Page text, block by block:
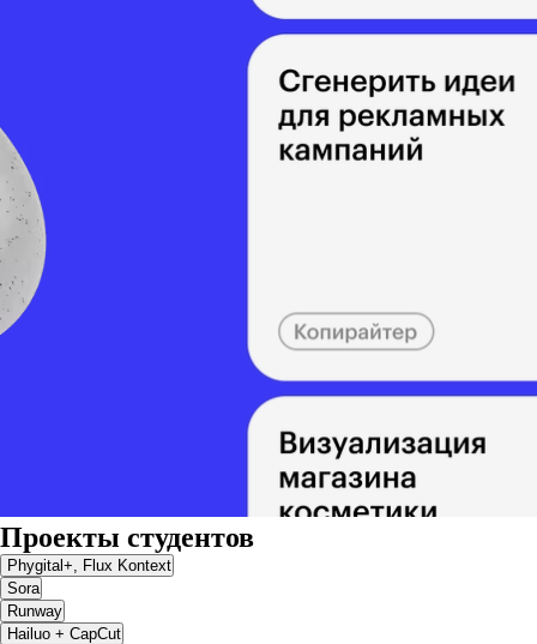
Проекты студентов
Phygital+, Flux Kontext
Sora
Runway
Hailuo + CapCut